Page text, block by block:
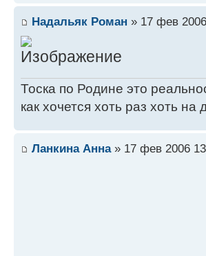
Надальяк Роман » 17 фев
Тоска по Родине это
как хочется хоть раз хоть на
Ланкина Анна» 17 фев 2006